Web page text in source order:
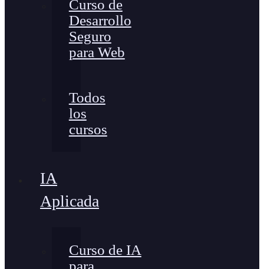
Curso de
Desarrollo
Seguro
para Web
Todos
los
cursos
IA
Aplicada
Curso de IA
para